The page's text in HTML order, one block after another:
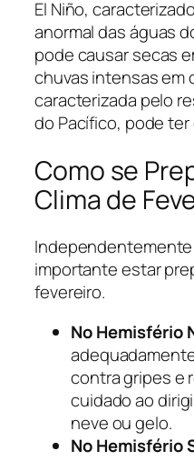
El Niño,
anormal das águas
pode causar secas
chuvas intensas em
caracterizada pelo
do Pacífico, pode
Como se
Clima de
importante estar
fevereiro.
No Hemisfério
contra gripes e
cuidado ao
neve ou gelo.
No Hemisfério